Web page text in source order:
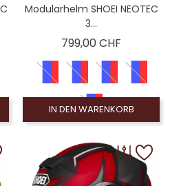
Modularhelm SHOEI NEOTEC
3...
799,00 CHF
IN DEN WARENKORB